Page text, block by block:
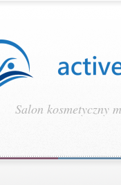
Salon kosmetyczny